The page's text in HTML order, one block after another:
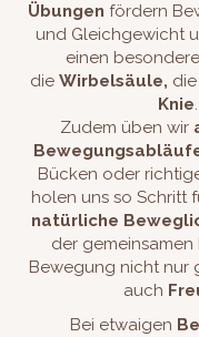
Übungen fördern
und Gleichgewicht
einen
die Wirbelsäule, die
Knie.
Zudem üben wir
Bücken oder
holen uns so Schritt
natürliche
der
Bewegung nicht nur
auch
Bei etwaigen